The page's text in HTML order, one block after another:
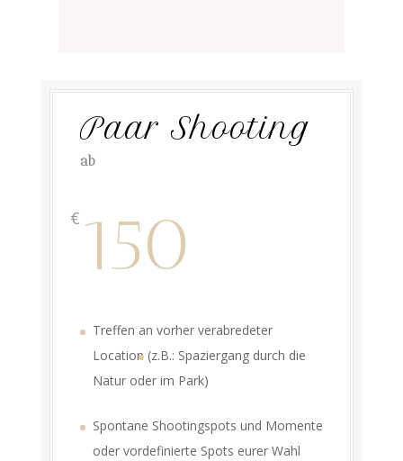
Paar Shooting
ab
€ 150
Treffen an vorher verabredeter
Location (z.B.: Spaziergang durch die
Natur oder im Park)
Spontane Shootingspots und Momente
oder vordefinierte Spots eurer Wahl